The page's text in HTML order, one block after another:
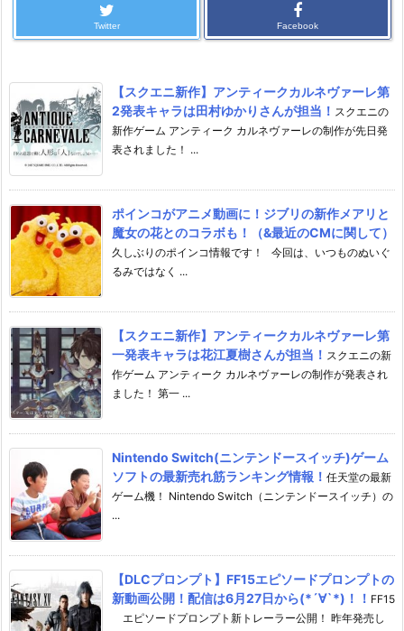
Twitter Facebook
【スクエニ新作】アンティークカルネヴァーレ第
2発表キャラは田村ゆかりさんが担当！ スクエニの
新作ゲーム アンティーク カルネヴァーレの制作が先日発
表されました！ ...
ポインコがアニメ動画に！ジブリの新作メアリと
魔女の花とのコラボも！（&最近のCMに関して）
久しぶりのポインコ情報です！ 今回は、いつものぬいぐ
るみではなく ...
【スクエニ新作】アンティークカルネヴァーレ第
一発表キャラは花江夏樹さんが担当！ スクエニの新
作ゲーム アンティーク カルネヴァーレの制作が発表され
ました！ 第一 ...
Nintendo Switch(ニンテンドースイッチ)ゲーム
ソフトの最新売れ筋ランキング情報！ 任天堂の最新
ゲーム機！ Nintendo Switch（ニンテンドースイッチ）の
...
【DLCプロンプト】FF15エピソードプロンプトの
新動画公開！配信は6月27日から(*´∀`*)！！ FF15
エピソードプロンプト新トレーラー公開！ 昨年発売し